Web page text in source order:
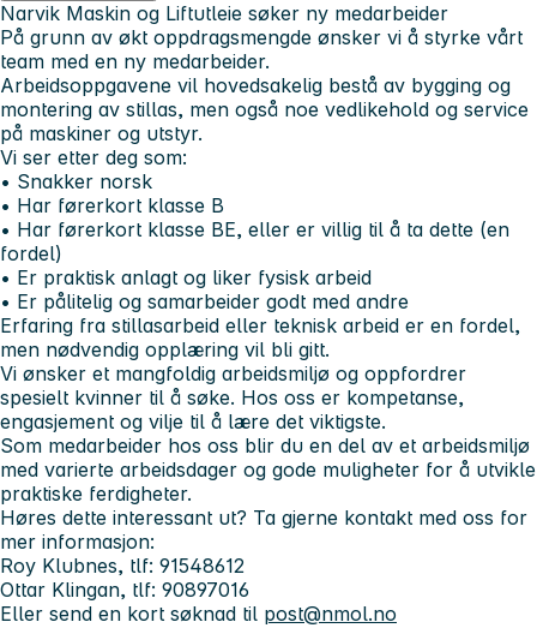
Narvik Maskin og Liftutleie søker ny medarbeider
På grunn av økt oppdragsmengde ønsker vi å styrke vårt
team med en ny medarbeider.
Arbeidsoppgavene vil hovedsakelig bestå av bygging og
montering av stillas, men også noe vedlikehold og service
på maskiner og utstyr.
Vi ser etter deg som:
• Snakker norsk
• Har førerkort klasse B
• Har førerkort klasse BE, eller er villig til å ta dette (en
fordel)
• Er praktisk anlagt og liker fysisk arbeid
• Er pålitelig og samarbeider godt med andre
Erfaring fra stillasarbeid eller teknisk arbeid er en fordel,
men nødvendig opplæring vil bli gitt.
Vi ønsker et mangfoldig arbeidsmiljø og oppfordrer
spesielt kvinner til å søke. Hos oss er kompetanse,
engasjement og vilje til å lære det viktigste.
Som medarbeider hos oss blir du en del av et arbeidsmiljø
med varierte arbeidsdager og gode muligheter for å utvikle
praktiske ferdigheter.
Høres dette interessant ut? Ta gjerne kontakt med oss for
mer informasjon:
Roy Klubnes, tlf: 91548612
Ottar Klingan, tlf: 90897016
Eller send en kort søknad til post@nmol.no